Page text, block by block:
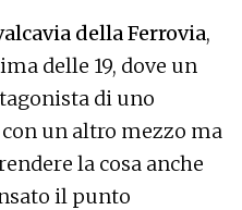
della Ferrovia,
delle 19, dove un
di uno
un altro mezzo ma
la cosa anche
il punto